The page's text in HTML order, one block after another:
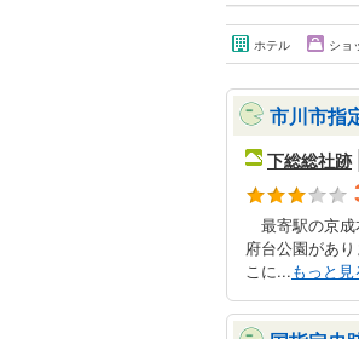
ホテル ショ
市川市指
下総総社跡
最寄駅の京成
府台公園があ
こに...もっと見